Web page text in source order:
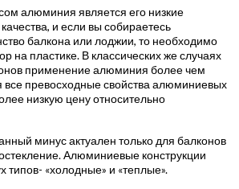
алюминия является его низкие
и если вы собираетесь
балкона или лоджии, то необходимо
на пластике. В классических же случаях
применение алюминия более чем
все превосходные свойства алюминиевых
низкую цену относительно
минус актуален только для балконов
Алюминиевые конструкции
типов- «холодные» и «теплые».